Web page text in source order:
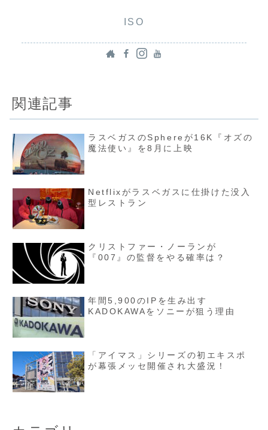
ISO
関連記事
ラスベガスのSphereが16K『オズの
魔法使い』を8月に上映
Netflixがラスベガスに仕掛けた没入
型レストラン
クリストファー・ノーランが
『007』の監督をやる確率は？
年間5,900のIPを生み出す
KADOKAWAをソニーが狙う理由
「アイマス」シリーズの初エキスポ
が幕張メッセ開催され大盛況！